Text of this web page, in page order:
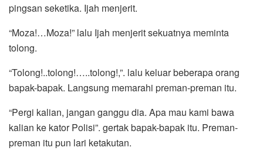
pingsan seketika. Ijah menjerit.
“Moza!…Moza!” lalu Ijah menjerit sekuatnya meminta
tolong.
“Tolong!..tolong!…..tolong!,”. lalu keluar beberapa orang
bapak-bapak. Langsung memarahi preman-preman itu.
“Pergi kalian, jangan ganggu dia. Apa mau kami bawa
kalian ke kator Polisi”. gertak bapak-bapak itu. Preman-
preman itu pun lari ketakutan.